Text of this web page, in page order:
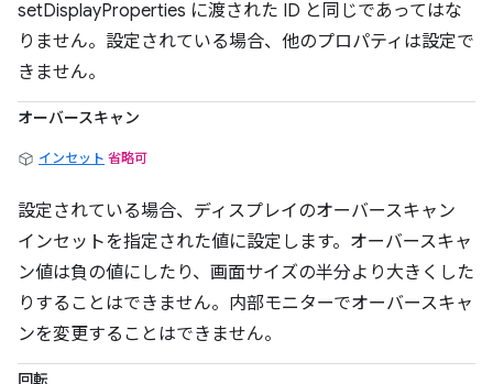
setDisplayProperties に渡された ID と同じであってはな
りません。設定されている場合、他のプロパティは設定で
きません。
オーバースキャン
インセット 省略可
設定されている場合、ディスプレイのオーバースキャン
インセットを指定された値に設定します。オーバースキャ
ン値は負の値にしたり、画面サイズの半分より大きくした
りすることはできません。内部モニターでオーバースキャ
ンを変更することはできません。
回転